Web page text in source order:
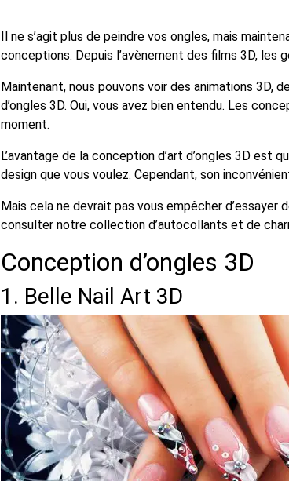
Il ne s’agit plus de peindre vos ongles, mais
conceptions. Depuis l’avènement des films 3D, les
Maintenant, nous pouvons voir des animations 3D,
d’ongles 3D. Oui, vous avez bien entendu. Les
moment.
L’avantage de la conception d’art d’ongles 3D est
design que vous voulez. Cependant, son
Mais cela ne devrait pas vous empêcher d’essayer
consulter notre collection d’autocollants et de
Conception d’ongles 3D
1. Belle Nail Art 3D